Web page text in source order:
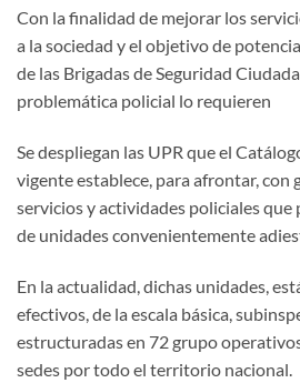
Con la finalidad de mejorar los
a la sociedad y el objetivo de
de las Brigadas de Seguridad
problemática policial lo requieren
Se despliegan las UPR que el
vigente establece, para afrontar, con
servicios y actividades policiales que
de unidades convenientemente
En la actualidad, dichas unidades,
efectivos, de la escala básica,
estructuradas en 72 grupo
sedes por todo el territorio nacional.